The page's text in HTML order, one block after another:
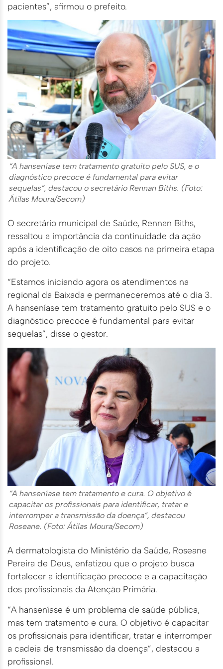
pacientes”, afirmou o prefeito.
“A hanseníase tem tratamento gratuito pelo SUS, e o
diagnóstico precoce é fundamental para evitar
sequelas”, destacou o secretário Rennan Biths. (Foto:
Átilas Moura/Secom)
O secretário municipal de Saúde, Rennan Biths,
ressaltou a importância da continuidade da ação
após a identificação de oito casos na primeira etapa
do projeto.
“Estamos iniciando agora os atendimentos na
regional da Baixada e permaneceremos até o dia 3.
A hanseníase tem tratamento gratuito pelo SUS e o
diagnóstico precoce é fundamental para evitar
sequelas”, disse o gestor.
“A hanseníase tem tratamento e cura. O objetivo é
capacitar os profissionais para identificar, tratar e
interromper a transmissão da doença”, destacou
Roseane. (Foto: Átilas Moura/Secom)
A dermatologista do Ministério da Saúde, Roseane
Pereira de Deus, enfatizou que o projeto busca
fortalecer a identificação precoce e a capacitação
dos profissionais da Atenção Primária.
“A hanseníase é um problema de saúde pública,
mas tem tratamento e cura. O objetivo é capacitar
os profissionais para identificar, tratar e interromper
a cadeia de transmissão da doença”, destacou a
profissional.